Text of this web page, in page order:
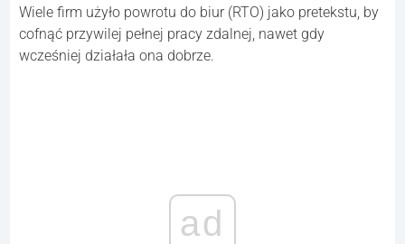
Wiele firm użyło powrotu do biur (RTO) jako pretekstu, by
cofnąć przywilej pełnej pracy zdalnej, nawet gdy
wcześniej działała ona dobrze.
ad